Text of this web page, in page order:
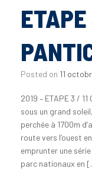
Posted on 11
2019 – ETAPE 3 / 11
sous un grand
perchée à 1700m
route vers l’ouest
emprunter une
parc nationaux en